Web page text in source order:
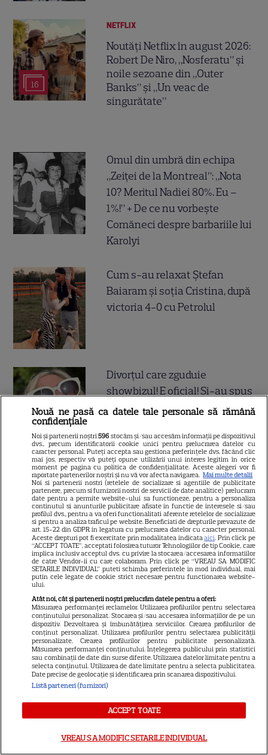
16
NETFLIX
Noutăți Netflix în august 2026:
Robert De Niro, „Nosferatu” și
noile sezoane din „Outer
Banks” și „Un veac de
singurătate”
Omul din umbră din echipa
„Zeiței de la Montreal”: „Nota
10? Meritul Nadiei 80%. Eu –
1%!” + De ce nu vorbește
Comăneci despre barbariile lui
Karolyi
Cum s-au relaxat Ștefan
Baiaram și soția Cristina, după
victoria 4-0 cu Petrolul
Divorțul care zguduie
showbizul! E oficial! Și-au spus
adio în cel mai mare secret,
mariaj! S-a ales praful de
cuplul de aur din industria de
entertaining
Anunțul momentului! A vrut
să se știe de la ea! Elena Udrea
și Adrian Alexandrov, după 10
ani de relație și un copil rupt
din soare au...
SERIALE
Nouă ne pasă ca datele tale personale să rămână
confidențiale
Noi și partenerii noștri596 stocăm și/sau accesăm informații pe dispozitivul
dvs., precum identificatorii cookie unici pentru prelucrarea datelor cu
caracter personal. Puteți accepta sau gestiona preferințele dvs. făcând clic
mai jos, respectiv vă puteți opune utilizării unui interes legitim în orice
moment pe pagina cu politica de confidențialitate. Aceste alegeri vor fi
raportate partenerilor noștri și nu vă vor afecta navigarea. Mai multe detalii
Noi si partenerii nostri (retelele de socializare si agentiile de publicitate
partenere, precum si furnizorii nostri de servicii de date analitice) prelucram
date pentru a permite website-ului sa functioneze, pentru a personaliza
continutul si anunturile publicitare afisate in functie de interesele si/sau
profilul dvs., pentru a va oferi functionalitati aferente retelelor de socializare
si pentru a analiza traficul pe website. Beneficiati de drepturile prevazute de
art. 15-22 din GDPR in legatura cu prelucrarea datelor cu caracter personal.
Aceste drepturi pot fi exercitate prin modalitatea indicataaici. Prin click pe
“ACCEPT TOATE”, acceptati folosirea tuturor Tehnologiilor de tip Cookie, care
implica inclusiv acceptul dvs. cu privire la stocarea/accesarea informatiilor
de catre Vendor-ii cu care colaboram. Prin click pe “VREAU SA MODIFIC
SETARILE INDIVIDUAL” puteti schimba preferintele in mod individual, mai
putin cele legate de cookie strict necesare pentru functionarea website-
ului.
Atât noi, cât și partenerii noștri prelucrăm datele pentru a oferi:
Măsurarea performanței reclamelor. Utilizarea profilurilor pentru selectarea
conținutului personalizat. Stocarea și/sau accesarea informațiilor de pe un
dispozitiv. Dezvoltarea și îmbunătățirea serviciilor. Crearea profilurilor de
conținut personalizat. Utilizarea profilurilor pentru selectarea publicității
personalizate. Crearea profilurilor pentru publicitate personalizată.
Măsurarea performanței conținutului. Înțelegerea publicului prin statistici
sau combinații de date din surse diferite. Utilizarea datelor limitate pentru a
selecta conținutul. Utilizarea de date limitate pentru a selecta publicitatea.
Date precise de geolocație și identificarea prin scanarea dispozitivului.
Listă parteneri (furnizori)
ACCEPT TOATE
VREAU SA MODIFIC SETARILE INDIVIDUAL